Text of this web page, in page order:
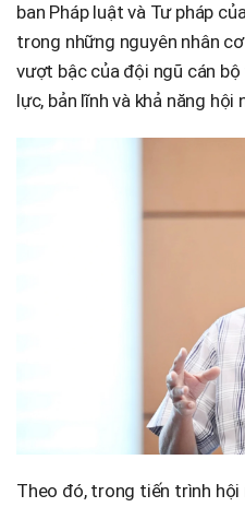
ban Pháp luật và Tư pháp
trong những nguyên nhân
vượt bậc của đội ngũ cán
lực, bản lĩnh và khả năng hội
Theo đó, trong tiến trình hội